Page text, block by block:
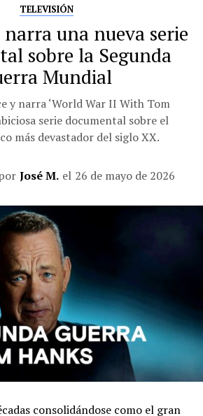
TELEVISIÓN
una nueva serie
sobre la Segunda
Mundial
y narra ‘World War II With Tom
serie documental sobre el
más devastador del siglo XX.
José M. el 26 de mayo de 2026
consolidándose como el gran